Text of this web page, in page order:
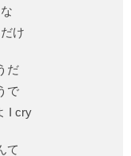
け
だ
で
I cry
て